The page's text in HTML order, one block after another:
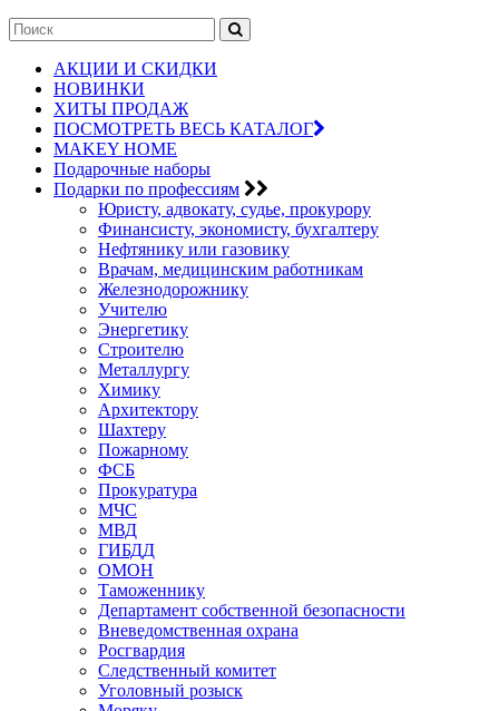
АКЦИИ И СКИДКИ
НОВИНКИ
ХИТЫ ПРОДАЖ
ПОСМОТРЕТЬ ВЕСЬ КАТАЛОГ
MAKEY HOME
Подарочные наборы
Подарки по профессиям
Юристу, адвокату, судье, прокурору
Финансисту, экономисту, бухгалтеру
Нефтянику или газовику
Врачам, медицинским работникам
Железнодорожнику
Учителю
Энергетику
Строителю
Металлургу
Химику
Архитектору
Шахтеру
Пожарному
ФСБ
Прокуратура
МЧС
МВД
ГИБДД
ОМОН
Таможеннику
Департамент собственной безопасности
Вневедомственная охрана
Росгвардия
Следственный комитет
Уголовный розыск